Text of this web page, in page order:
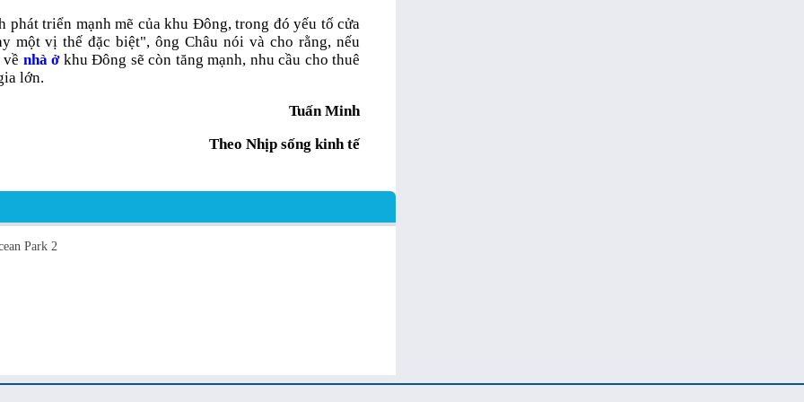
triển mạnh mẽ của khu Đông, trong đó yếu tố cửa
một vị thế đặc biệt", ông Châu nói và cho rằng, nếu
nhà ởkhu Đông sẽ còn tăng mạnh, nhu cầu cho thuê
lớn.
Tuấn Minh
Theo Nhịp sống kinh tế
Park 2